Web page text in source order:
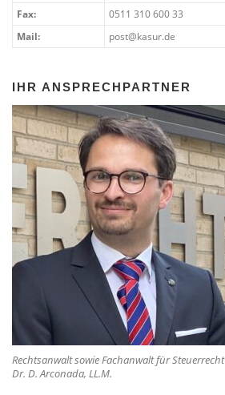
Fax:
0511 310 600 33
Mail:
post@kasur.de
IHR ANSPRECHPARTNER
Rechtsanwalt sowie Fachanwalt für Steuerrecht
Dr. D. Arconada, LL.M.